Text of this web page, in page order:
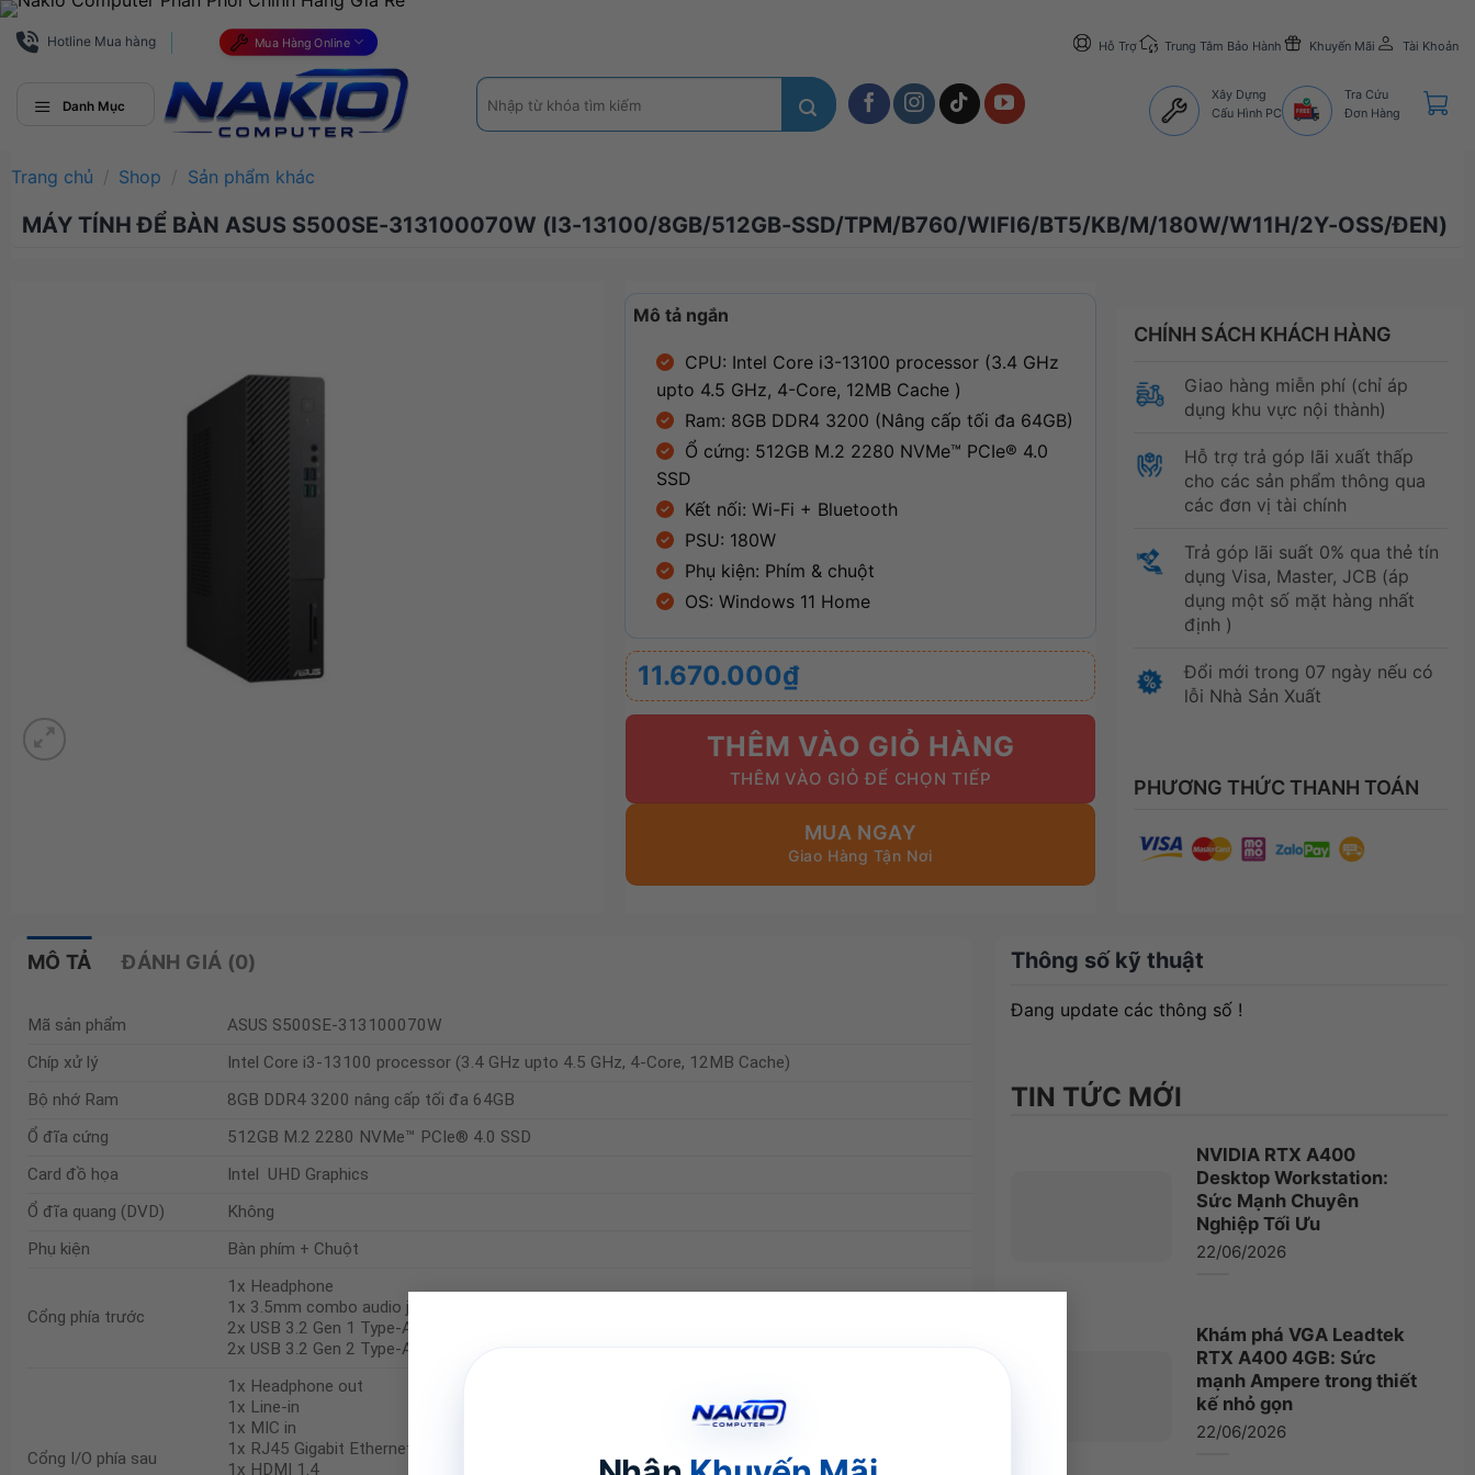
Bỏ
qua
Hotline Mua hàng Mua Hàng Online Hỗ Trợ Trung Tâm Bảo Hành Khuyến Mãi Tài Khoản
Danh Mục
Tìm
kiếm:
Xây Dựng
Cấu Hình PC
Tra Cứu
Đơn Hàng
Trang chủ / Shop / Sản phẩm khác
MÁY TÍNH ĐỂ BÀN ASUS S500SE-313100070W (I3-13100/8GB/512GB-SSD/TPM/B760/WIFI6/BT5/KB/M/180W/W11H/2Y-OSS/ĐEN)
Mô tả ngắn
CPU: Intel Core i3-13100 processor (3.4 GHz
upto 4.5 GHz, 4-Core, 12MB Cache )
Ram: 8GB DDR4 3200 (Nâng cấp tối đa 64GB)
Ổ cứng: 512GB M.2 2280 NVMe™ PCIe® 4.0
SSD
Kết nối: Wi-Fi + Bluetooth
PSU: 180W
Phụ kiện: Phím & chuột
OS: Windows 11 Home
11.670.000₫
THÊM VÀO GIỎ HÀNG
MUA NGAY
CHÍNH SÁCH KHÁCH HÀNG
Giao hàng miễn phí (chỉ áp
dụng khu vực nội thành)
Hỗ trợ trả góp lãi xuất thấp
cho các sản phẩm thông qua
các đơn vị tài chính
Trả góp lãi suất 0% qua thẻ tín
dụng Visa, Master, JCB (áp
dụng một số mặt hàng nhất
định )
Đổi mới trong 07 ngày nếu có
lỗi Nhà Sản Xuất
PHƯƠNG THỨC THANH TOÁN
MÔ TẢ ĐÁNH GIÁ (0)
Mã sản phẩm
ASUS S500SE-313100070W
Chíp xử lý
Intel Core i3-13100 processor (3.4 GHz upto 4.5 GHz, 4-Core, 12MB Cache)
Bộ nhớ Ram
8GB DDR4 3200 nâng cấp tối đa 64GB
Ổ đĩa cứng
512GB M.2 2280 NVMe™ PCIe® 4.0 SSD
Card đồ họa
Intel UHD Graphics
Ổ đĩa quang (DVD)
Không
Phụ kiện
Bàn phím + Chuột
Cổng phía trước
1x Headphone
1x 3.5mm combo audio jack
2x USB 3.2 Gen 1 Type-A
2x USB 3.2 Gen 2 Type-A
Cổng I/O phía sau
1x Headphone out
1x Line-in
1x MIC in
1x RJ45 Gigabit Ethernet
1x HDMI 1.4
Thông số kỹ thuật
Đang update các thông số !
TIN TỨC MỚI
NVIDIA RTX A400
Desktop Workstation:
Sức Mạnh Chuyên
Nghiệp Tối Ưu
22/06/2026
Khám phá VGA Leadtek
RTX A400 4GB: Sức
mạnh Ampere trong thiết
kế nhỏ gọn
22/06/2026